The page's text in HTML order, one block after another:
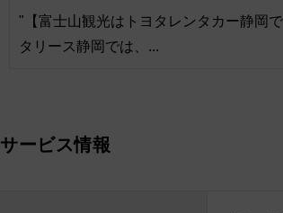
"【富士山観光はトヨタレンタカー静岡
タリース静岡では、...
サービス情報